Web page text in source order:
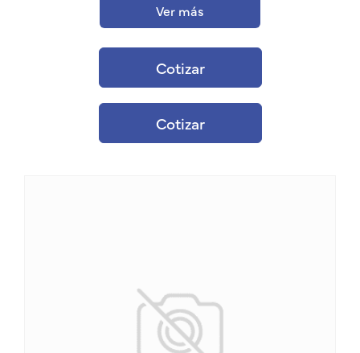
Ver más
Cotizar
Cotizar